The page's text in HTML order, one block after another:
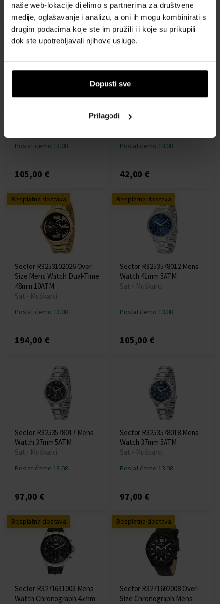
naše web-lokacije dijelimo s partnerima za društvene
medije, oglašavanje i analizu, a oni ih mogu kombinirati s
drugim podacima koje ste im pružili ili koje su prikupili
dok ste upotrebljavali njihove usluge.
Dopusti sve
Prilagodi
80,00 € 121,00 €
Besplatna dostava
Sector R3251539001 Save
Poslat ćemo 13.08.
105,00 €
Sector R3251547002 EX-39
44mm 10ATM
Poslat ćemo 13.08.
42,00 €
Besplatna dostava
Sector R3253102026 Over-
Size Mens Watch Dual-Time
48mm 10ATM
Sat - Muškarci
Poslat ćemo 13.08.
194,00 €
Besplatna dostava
Sector R3253578012 Mens
Watch 41mm 5ATM
Sat - Muškarci
Poslat ćemo 13.08.
105,00 €
Sector R3253578017 Mens
Watch 37mm 5ATM
Sat - Muškarci
Poslat ćemo 13.08.
97,00 €
Sector R3253578018 Mens
Watch 37mm 5ATM
Sat - Muškarci
Poslat ćemo 13.08.
97,00 €
Besplatna dostava
Sector R3271631003 Mens
Watch Chronograph 45mm
Besplatna dostava
Sector R3271602008 Over-
Size Chronograph Mens